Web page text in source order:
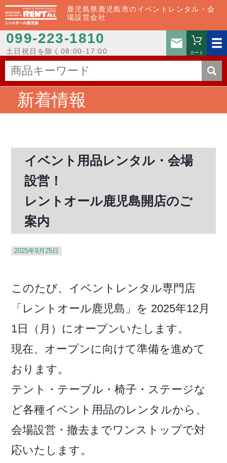
鹿児島県鹿児島市のイベントレンタル・会
場設営会社
099-223-1810
土日祝日を除く08:00-17:00
お問い
カート
新着情報
イベント用品レンタル・会場
設営！
レントオール鹿児島開店のご
案内
2025年9月25日
このたび、イベントレンタル専門店
「レントオール鹿児島」を 2025年12月
1日（月）にオープンいたします。
現在、オープンに向けて準備を進めて
おります。
テント・テーブル・椅子・ステージな
ど各種イベント用品のレンタルから、
会場設営・撤去までワンストップで対
応いたします。